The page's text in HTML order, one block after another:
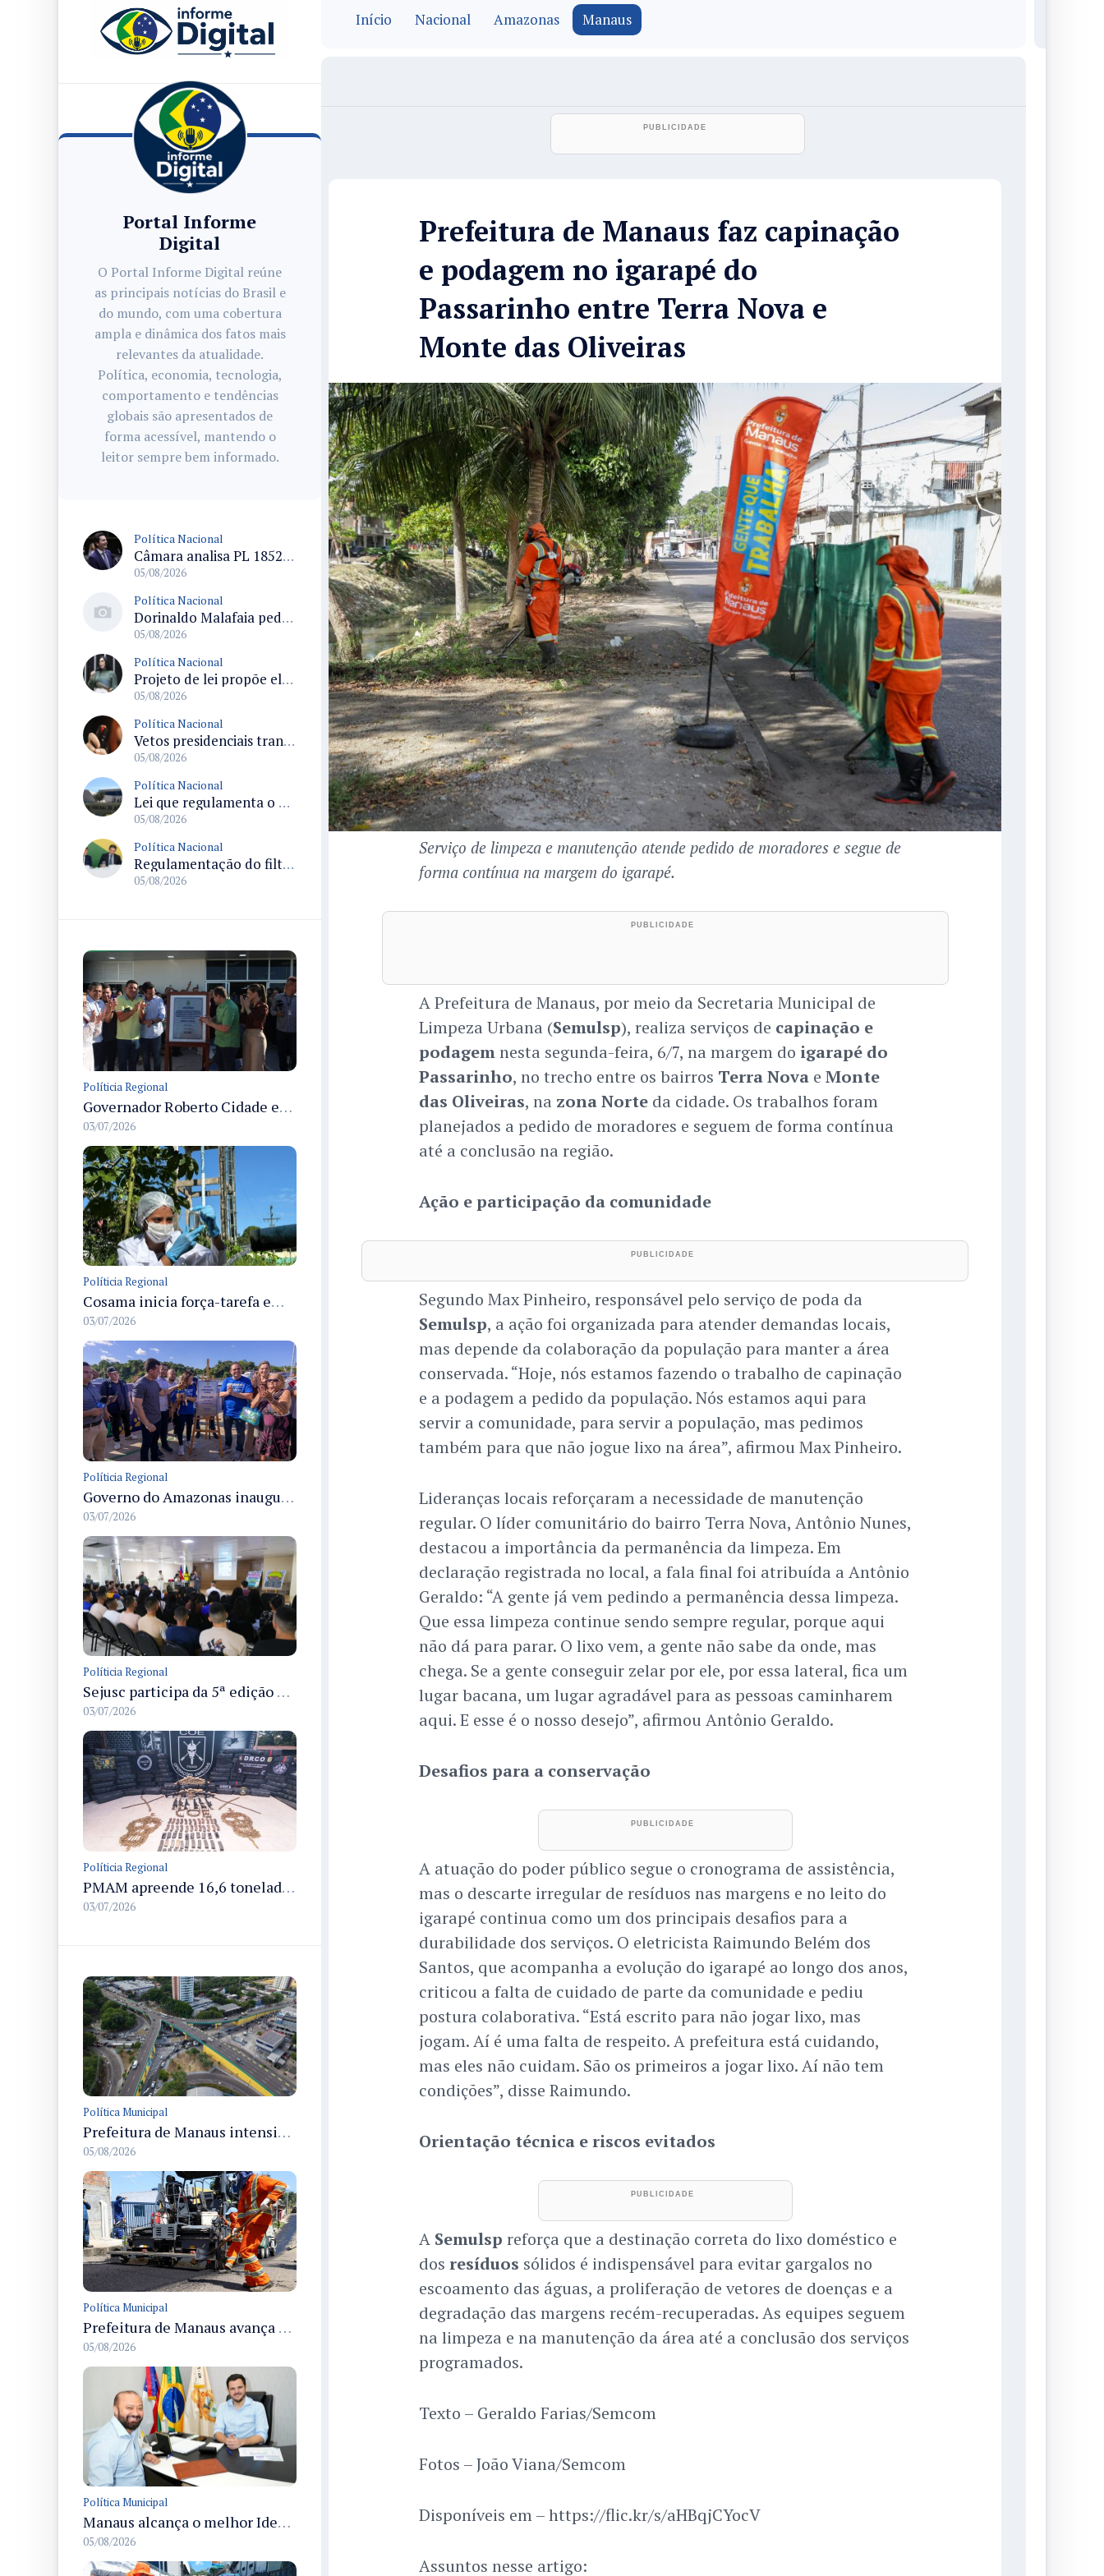
Portal Informe
Digital
O Portal Informe Digital reúne
as principais notícias do Brasil e
do mundo, com uma cobertura
ampla e dinâmica dos fatos mais
relevantes da atualidade.
Política, economia, tecnologia,
comportamento e tendências
globais são apresentados de
forma acessível, mantendo o
leitor sempre bem informado.
Política Nacional
Câmara analisa PL 1852/26 que institui Política Nacional de Gestão de Desempenho e Eficiência para servidores públicos
05/08/2026
Política Nacional
Dorinaldo Malafaia pede vacinação ativa ao Ministério da Saúde para reverter queda na cobertura vacinal no Brasil
05/08/2026
Política Nacional
Projeto de lei propõe elevar para R$ 250 mil limite de isenção do IPI para pessoas com deficiência e autismo
05/08/2026
Política Nacional
Vetos presidenciais trancam a pauta do Congresso com 87 itens pendentes e incluem trechos do Orçamento de 2026
05/08/2026
Política Nacional
Lei que regulamenta o filtro de relevância no STJ define requisitos para recurso especial e efeitos processuais
05/08/2026
Política Nacional
Regulamentação do filtro de relevância permitirá ao STJ concentrar julgamentos de maior impacto nacional
05/08/2026
Políticia Regional
Governador Roberto Cidade entrega readequação do ambulatório da FCecon e amplia capacidade de atendimento oncológico em Manaus
03/07/2026
Políticia Regional
Cosama inicia força-tarefa em Anamã para fortalecer abastecimento de água e segurança hídrica da população
03/07/2026
Políticia Regional
Governo do Amazonas inaugura primeiro Castramóvel Fluvial para atendimento veterinário às comunidades ribeirinhas e castração gratuita
03/07/2026
Políticia Regional
Sejusc participa da 5ª edição do Caminhos Literários com foco na cultura hip-hop nas unidades socioeducativas
03/07/2026
Políticia Regional
PMAM apreende 16,6 toneladas de entorpecentes e registra aumento nas prisões em flagrante e nas capturas de foragidos no primeiro semestre de 2026
03/07/2026
Política Municipal
Prefeitura de Manaus intensifica obras de modernização no viaduto Miguel Arraes para ampliar segurança e acessibilidade na região
05/08/2026
Política Municipal
Prefeitura de Manaus avança com recapeamento no Parque Rio Solimões e cobre cerca de 30 ruas
05/08/2026
Política Municipal
Manaus alcança o melhor Ideb entre as três maiores redes municipais do país em 2025 com avanço na aprendizagem
05/08/2026
Início Nacional Amazonas Manaus
Prefeitura de Manaus faz capinação
e podagem no igarapé do
Passarinho entre Terra Nova e
Monte das Oliveiras
Serviço de limpeza e manutenção atende pedido de moradores e segue de
forma contínua na margem do igarapé.
A Prefeitura de Manaus, por meio da Secretaria Municipal de
Limpeza Urbana (Semulsp), realiza serviços de capinação e
podagemnesta segunda-feira, 6/7, na margem do igarapé do
Passarinho, no trecho entre os bairros Terra Novae Monte
das Oliveiras, na zona Norteda cidade. Os trabalhos foram
planejados a pedido de moradores e seguem de forma contínua
até a conclusão na região.
Ação e participação da comunidade
Segundo Max Pinheiro, responsável pelo serviço de poda da
Semulsp, a ação foi organizada para atender demandas locais,
mas depende da colaboração da população para manter a área
conservada. “Hoje, nós estamos fazendo o trabalho de capinação
e a podagem a pedido da população. Nós estamos aqui para
servir a comunidade, para servir a população, mas pedimos
também para que não jogue lixo na área”, afirmou Max Pinheiro.
Lideranças locais reforçaram a necessidade de manutenção
regular. O líder comunitário do bairro Terra Nova, Antônio Nunes,
destacou a importância da permanência da limpeza. Em
declaração registrada no local, a fala final foi atribuída a Antônio
Geraldo: “A gente já vem pedindo a permanência dessa limpeza.
Que essa limpeza continue sendo sempre regular, porque aqui
não dá para parar. O lixo vem, a gente não sabe da onde, mas
chega. Se a gente conseguir zelar por ele, por essa lateral, fica um
lugar bacana, um lugar agradável para as pessoas caminharem
aqui. E esse é o nosso desejo”, afirmou Antônio Geraldo.
Desafios para a conservação
A atuação do poder público segue o cronograma de assistência,
mas o descarte irregular de resíduos nas margens e no leito do
igarapé continua como um dos principais desafios para a
durabilidade dos serviços. O eletricista Raimundo Belém dos
Santos, que acompanha a evolução do igarapé ao longo dos anos,
criticou a falta de cuidado de parte da comunidade e pediu
postura colaborativa. “Está escrito para não jogar lixo, mas
jogam. Aí é uma falta de respeito. A prefeitura está cuidando,
mas eles não cuidam. São os primeiros a jogar lixo. Aí não tem
condições”, disse Raimundo.
Orientação técnica e riscos evitados
A Semulsp reforça que a destinação correta do lixo doméstico e
dos resíduos sólidos é indispensável para evitar gargalos no
escoamento das águas, a proliferação de vetores de doenças e a
degradação das margens recém-recuperadas. As equipes seguem
na limpeza e na manutenção da área até a conclusão dos serviços
programados.
Texto – Geraldo Farias/Semcom
Fotos – João Viana/Semcom
Disponíveis em – https://flic.kr/s/aHBqjCYocV
Assuntos nesse artigo: